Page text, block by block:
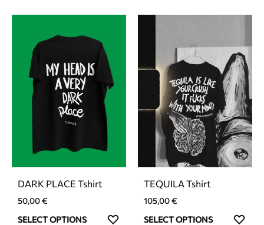
DARK PLACE Tshirt
50,00€
SELECT OPTIONS
This
TEQUILA Tshirt
105,00€
SELECT OPTIONS
This